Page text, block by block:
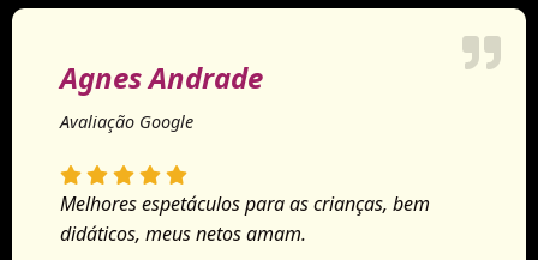
Agnes Andrade
Avaliação Google
Melhores espetáculos para as crianças, bem
didáticos, meus netos amam.